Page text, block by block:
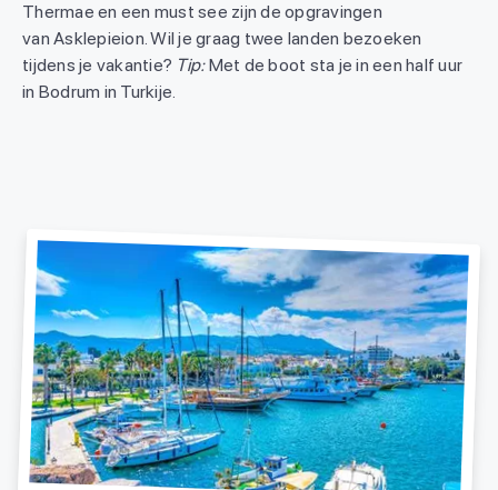
Thermae en een must see zijn de opgravingen
van Asklepieion. Wil je graag twee landen bezoeken
tijdens je vakantie? Tip:Met de boot sta je in een half uur
in Bodrum in Turkije.